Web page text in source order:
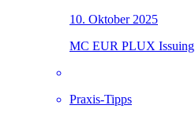
10. Oktober 2025
MC EUR PLUX
Praxis-Tipps